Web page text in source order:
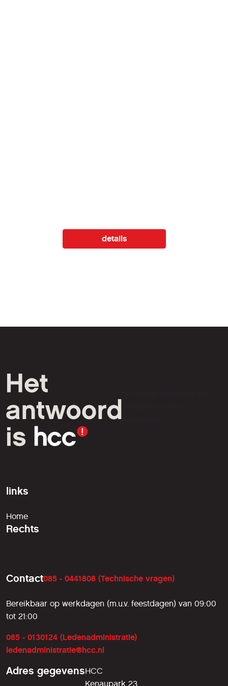
details
liefhebbers.
links
Home
Rechts
Contact085 - 0441808 (Technische vragen)
Bereikbaar op werkdagen (m.u.v. feestdagen) van 09:00
tot 21:00
085 - 0130124 (Ledenadministratie)
ledenadministratie@hcc.nl
Adres gegevensHCC
Kenaupark 23